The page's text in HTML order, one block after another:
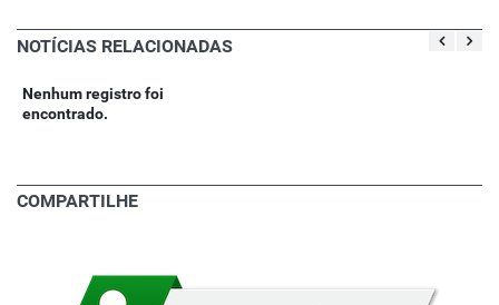
NOTÍCIAS RELACIONADAS
Nenhum registro foi
encontrado.
COMPARTILHE